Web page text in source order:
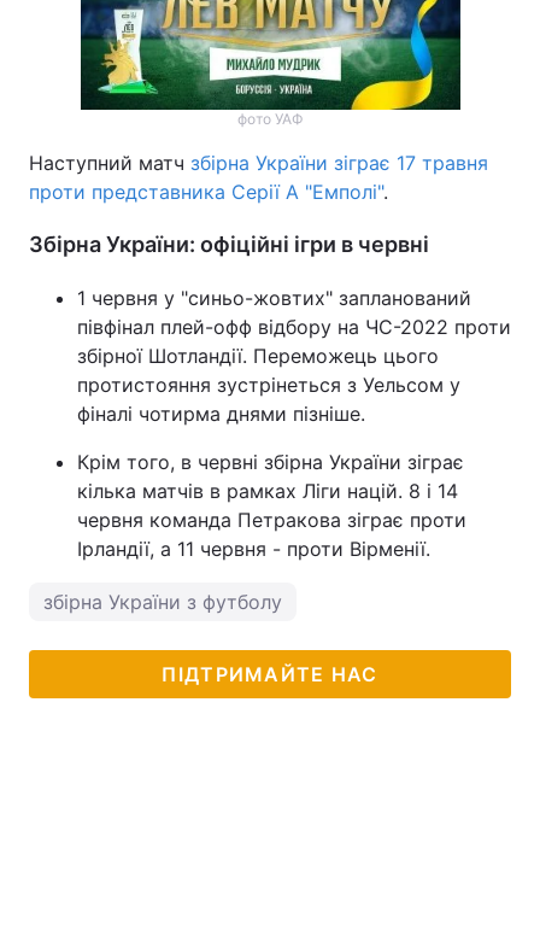
фото УАФ
Наступний матч збірна України зіграє 17 травня
проти представника Серії А "Емполі".
Збірна України: офіційні ігри в червні
1 червня у "синьо-жовтих" запланований
півфінал плей-офф відбору на ЧС-2022 проти
збірної Шотландії. Переможець цього
протистояння зустрінеться з Уельсом у
фіналі чотирма днями пізніше.
Крім того, в червні збірна України зіграє
кілька матчів в рамках Ліги націй. 8 і 14
червня команда Петракова зіграє проти
Ірландії, а 11 червня - проти Вірменії.
збірна України з футболу
ПІДТРИМАЙТЕ НАС